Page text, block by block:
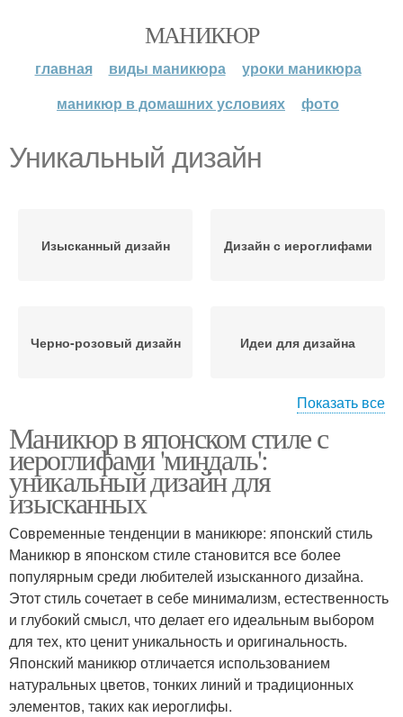
МАНИКЮР
главная виды маникюра
уроки маникюра
маникюр в домашних условиях
фото
Уникальный дизайн
Изысканный дизайн Дизайн с иероглифами
Черно-розовый дизайн Идеи для дизайна
Дизайн на мокром лаке
Показать все
Маникюр в японском стиле с
иероглифами 'миндаль':
уникальный дизайн для
изысканных
Современные тенденции в маникюре: японский стиль
Маникюр в японском стиле становится все более
популярным среди любителей изысканного дизайна.
Этот стиль сочетает в себе минимализм, естественность
и глубокий смысл, что делает его идеальным выбором
для тех, кто ценит уникальность и оригинальность.
Японский маникюр отличается использованием
натуральных цветов, тонких линий и традиционных
элементов, таких как иероглифы.